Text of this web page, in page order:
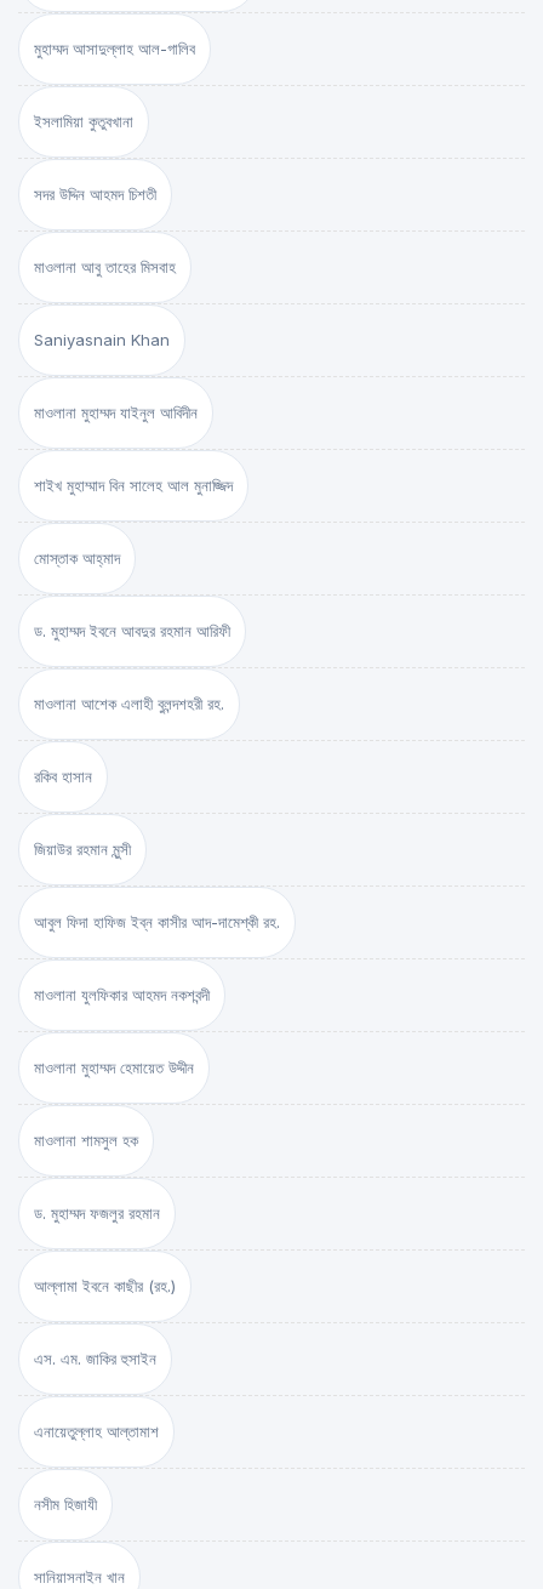
মুহাম্মদ আসাদুল্লাহ আল-গালিব
ইসলামিয়া কুতুবখানা
সদর উদ্দিন আহমদ চিশতী
মাওলানা আবু তাহের মিসবাহ
Saniyasnain Khan
মাওলানা মুহাম্মদ যাইনুল আবিদীন
শাইখ মুহাম্মাদ বিন সালেহ আল মুনাজ্জিদ
মোস্তাক আহ্‌মাদ
ড. মুহাম্মদ ইবনে আবদুর রহমান আরিফী
মাওলানা আশেক এলাহী বুলন্দশহরী রহ.
রকিব হাসান
জিয়াউর রহমান মুন্সী
আবুল ফিদা হাফিজ ইব্‌ন কাসীর আদ-দামেশ্‌কী রহ.
মাওলানা যুলফিকার আহমদ নকশবন্দী
মাওলানা মুহাম্মদ হেমায়েত উদ্দীন
মাওলানা শামসুল হক
ড. মুহাম্মদ ফজলুর রহমান
আল্লামা ইবনে কাছীর (রহ.)
এস. এম. জাকির হুসাইন
এনায়েতুল্লাহ আল্‌তামাশ
নসীম হিজাযী
সানিয়াসনাইন খান